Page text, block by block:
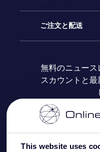
This website uses
ブログ
レビュー
OSRギフトパック
OSR ギフトカード
法人ギフト
星の登録
カスタマイズされ
One Million Stars
OSR Starsaver
ご注文と配送
お支払いに関する
配送に関する情報
返品ポリシ
無料のニュース
スカウントと